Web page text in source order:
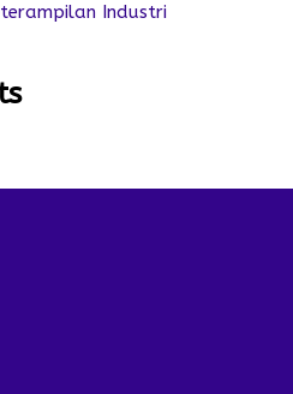
Industri